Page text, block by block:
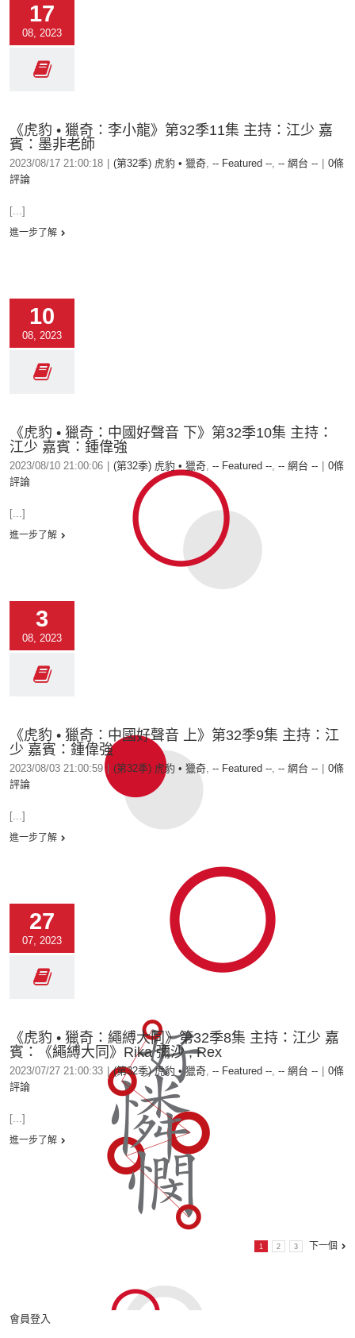
17
08, 2023
《虎豹 • 獵奇：李小龍》第32季11集 主持：江少 嘉
賓：墨非老師
2023/08/17 21:00:18 (第32季) 虎豹 • 獵奇, -- Featured --, -- 網台 --
0條
評論
[...]
進一步了解
10
08, 2023
《虎豹 • 獵奇：中國好聲音 下》第32季10集 主持：
江少 嘉賓：鍾偉強
2023/08/10 21:00:06 (第32季) 虎豹 • 獵奇, -- Featured --, -- 網台 --
0條
評論
[...]
進一步了解
3
08, 2023
《虎豹 • 獵奇：中國好聲音 上》第32季9集 主持：江
少 嘉賓：鍾偉強
2023/08/03 21:00:59 (第32季) 虎豹 • 獵奇, -- Featured --, -- 網台 --
0條
評論
[...]
進一步了解
27
07, 2023
《虎豹 • 獵奇：繩縛大同》第32季8集 主持：江少 嘉
賓：《繩縛大同》Rika 彌沙 , Rex
2023/07/27 21:00:33 (第32季) 虎豹 • 獵奇, -- Featured --, -- 網台 --
0條
評論
[...]
進一步了解
1 2 3 下一個
會員登入